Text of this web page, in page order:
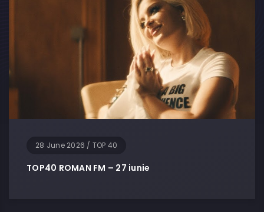
28 June 2026 / TOP 40
TOP40 ROMAN FM – 27 iunie